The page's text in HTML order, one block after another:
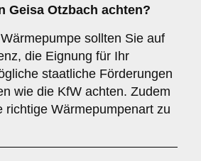
Geisa Otzbach achten?
sollten Sie auf
die Eignung für Ihr
staatliche Förderungen
wie die KfW achten. Zudem
richtige Wärmepumpenart zu